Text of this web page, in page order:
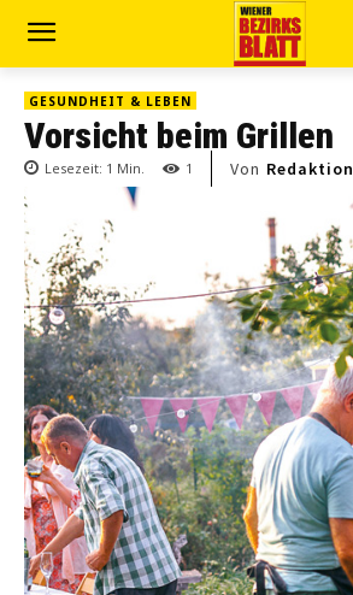
GESUNDHEIT & LEBEN
Vorsicht beim Grillen
Lesezeit: 1 Min. 1 Von Redaktion